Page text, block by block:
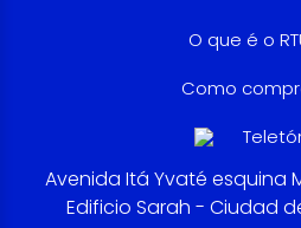
O que é o
Como
Avenida Itá Yvaté esquina
Edificio Sarah - Ciudad